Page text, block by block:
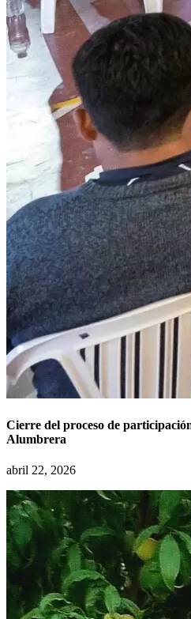
Cierre del proceso de
Alumbrera
abril 22, 2026